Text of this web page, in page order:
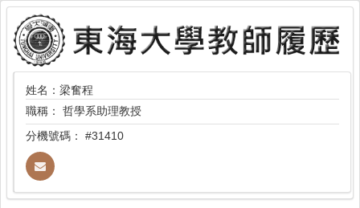
姓名：梁奮程
職稱： 哲學系助理教授
分機號碼： #31410